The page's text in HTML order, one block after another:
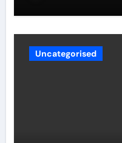
Uncategorised